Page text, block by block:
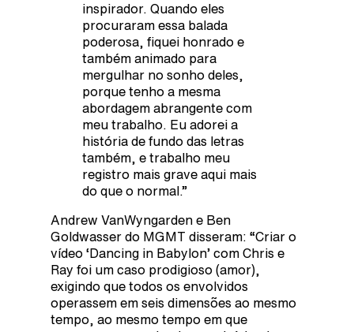
inspirador. Quando eles
procuraram essa balada
poderosa, fiquei honrado e
também animado para
mergulhar no sonho deles,
porque tenho a mesma
abordagem abrangente com
meu trabalho. Eu adorei a
história de fundo das letras
também, e trabalho meu
registro mais grave aqui mais
do que o normal.”
Andrew VanWyngarden e Ben
Goldwasser do MGMT disseram: “Criar o
vídeo ‘Dancing in Babylon’ com Chris e
Ray foi um caso prodigioso (amor),
exigindo que todos os envolvidos
operassem em seis dimensões ao mesmo
tempo, ao mesmo tempo em que